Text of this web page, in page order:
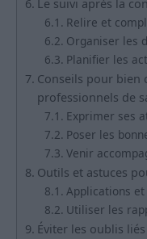
Le suivi après la
Relire et
Organiser les
Planifier les
Conseils pour bien
professionnels de
Exprimer ses
Poser les
Venir
Outils et astuces
Applications
Utiliser les
Éviter les oublis